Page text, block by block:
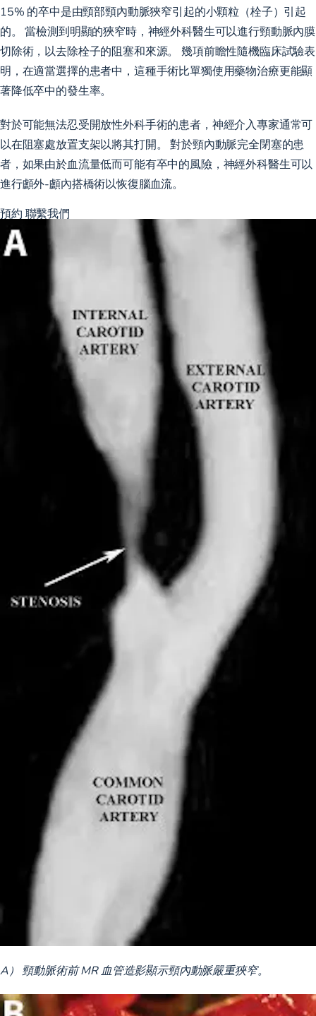
15% 的卒中是由頸部頸內動脈狹窄引起的小顆粒（栓子）引起
的。 當檢測到明顯的狹窄時，神經外科醫生可以進行頸動脈內膜
切除術，以去除栓子的阻塞和來源。 幾項前瞻性隨機臨床試驗表
明，在適當選擇的患者中，這種手術比單獨使用藥物治療更能顯
著降低卒中的發生率。
對於可能無法忍受開放性外科手術的患者，神經介入專家通常可
以在阻塞處放置支架以將其打開。 對於頸內動脈完全閉塞的患
者，如果由於血流量低而可能有卒中的風險，神經外科醫生可以
進行顱外-顱內搭橋術以恢復腦血流。
預約 聯繫我們
A） 頸動脈術前 MR 血管造影顯示頸內動脈嚴重狹窄。